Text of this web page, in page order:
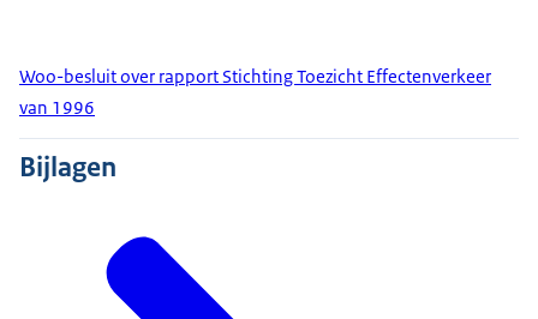
Woo-besluit over rapport Stichting Toezicht Effectenverkeer
van 1996
Bijlagen